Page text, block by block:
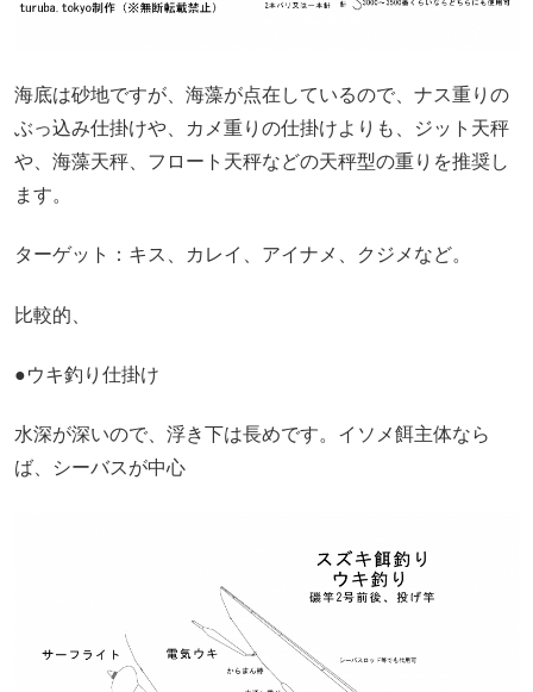
海底は砂地ですが、海藻が点在しているので、ナス重りの
ぶっ込み仕掛けや、カメ重りの仕掛けよりも、ジット天秤
や、海藻天秤、フロート天秤などの天秤型の重りを推奨し
ます。
ターゲット：キス、カレイ、アイナメ、クジメなど。
比較的、
●ウキ釣り仕掛け
水深が深いので、浮き下は長めです。イソメ餌主体なら
ば、シーバスが中心